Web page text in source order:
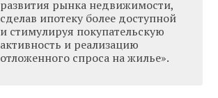
развития рынка недвижимости,
сделав ипотеку более доступной
и стимулируя покупательскую
активность и реализацию
отложенного спроса на жилье».